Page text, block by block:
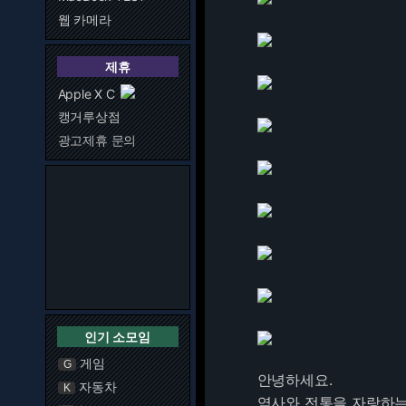
웹 카메라
제휴
Apple X C
캥거루상점
광고제휴 문의
인기 소모임
G 게임
K 자동차
안녕하세요.
역사와 전통을 자랑하